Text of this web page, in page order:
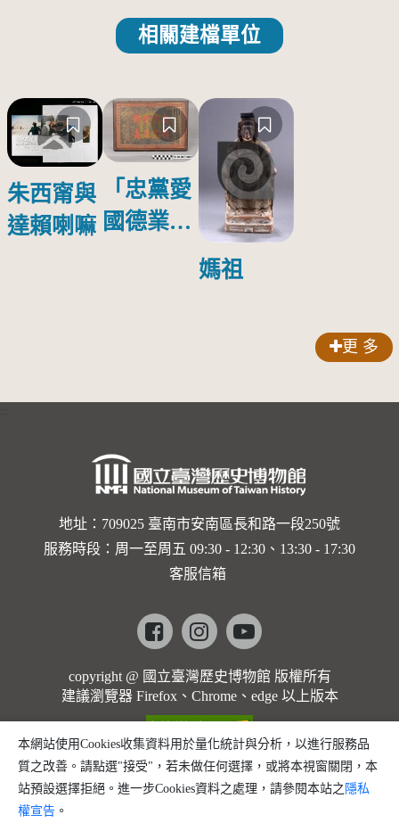
相關建檔單位
朱西甯與
達賴喇嘛
「忠黨愛
國德業並
媽祖
更 多
地址：709025 臺南市安南區長和路一段250號
服務時段：周一至周五 09:30 - 12:30、13:30 - 17:30
客服信箱
Facebookinstagramyoutube
copyright @ 國立臺灣歷史博物館 版權所有
建議瀏覽器 Firefox、Chrome、edge 以上版本
本網站使用Cookies收集資料用於量化統計與分析，以進行服務品
質之改善。請點選"接受"，若未做任何選擇，或將本視窗關閉，本
站預設選擇拒絕。進一步Cookies資料之處理，請參閱本站之 隱私
權宣告 。